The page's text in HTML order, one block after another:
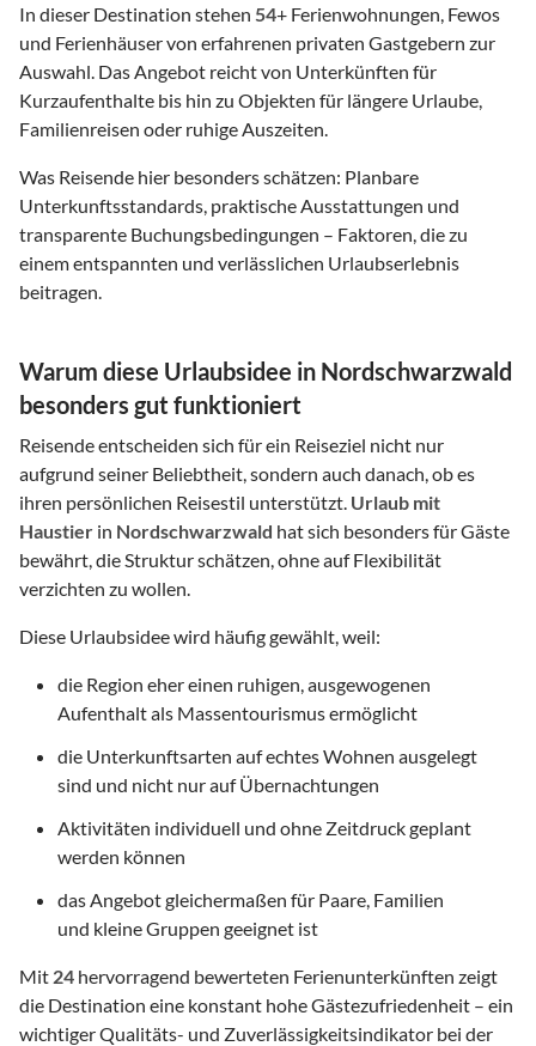
In dieser Destination stehen 54+ Ferienwohnungen, Fewos
und Ferienhäuser von erfahrenen privaten Gastgebern zur
Auswahl. Das Angebot reicht von Unterkünften für
Kurzaufenthalte bis hin zu Objekten für längere Urlaube,
Familienreisen oder ruhige Auszeiten.
Was Reisende hier besonders schätzen: Planbare
Unterkunftsstandards, praktische Ausstattungen und
transparente Buchungsbedingungen – Faktoren, die zu
einem entspannten und verlässlichen Urlaubserlebnis
beitragen.
Warum diese Urlaubsidee in Nordschwarzwald
besonders gut funktioniert
Reisende entscheiden sich für ein Reiseziel nicht nur
aufgrund seiner Beliebtheit, sondern auch danach, ob es
ihren persönlichen Reisestil unterstützt. Urlaub mit
Haustier in Nordschwarzwald hat sich besonders für Gäste
bewährt, die Struktur schätzen, ohne auf Flexibilität
verzichten zu wollen.
Diese Urlaubsidee wird häufig gewählt, weil:
die Region eher einen ruhigen, ausgewogenen
Aufenthalt als Massentourismus ermöglicht
die Unterkunftsarten auf echtes Wohnen ausgelegt
sind und nicht nur auf Übernachtungen
Aktivitäten individuell und ohne Zeitdruck geplant
werden können
das Angebot gleichermaßen für Paare, Familien
und kleine Gruppen geeignet ist
Mit 24 hervorragend bewerteten Ferienunterkünften zeigt
die Destination eine konstant hohe Gästezufriedenheit – ein
wichtiger Qualitäts- und Zuverlässigkeitsindikator bei der